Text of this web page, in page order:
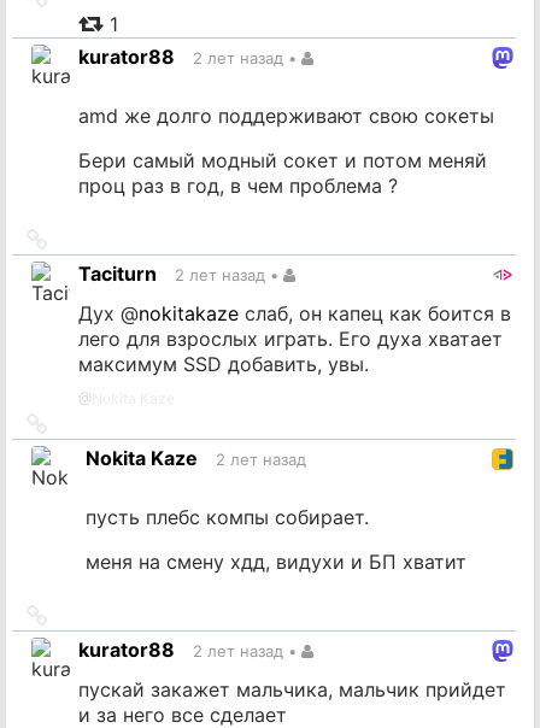
источник
1
kurator88
2 лет назад •
amd же долго поддерживают свою сокеты
Бери самый модный сокет и потом меняй
проц раз в год, в чем проблема ?
на
источник
Taciturn 2 лет назад •
Дух @nokitakaze слаб, он капец как боится в
лего для взрослых играть. Его духа хватает
максимум SSD добавить, увы.
@
на
источникNokita Kaze 2 лет назад
пусть плебс компы собирает.
меня на смену хдд, видухи и БП хватит
на
источник
kurator88 2 лет назад •
пускай закажет мальчика, мальчик прийдет
и за него все сделает